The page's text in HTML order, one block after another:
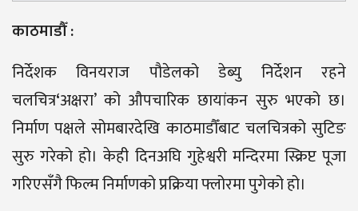
काठमाडौँ :
निर्देशक विनयराज पौडेलको डेब्यु निर्देशन रहने
चलचित्र‘अक्षरा’ को औपचारिक छायांकन सुरु भएको छ।
निर्माण पक्षले सोमबारदेखि काठमाडौँबाट चलचित्रको सुटिङ
सुरु गरेको हो। केही दिनअघि गुहेश्वरी मन्दिरमा स्क्रिप्ट पूजा
गरिएसँगै फिल्म निर्माणको प्रक्रिया फ्लोरमा पुगेको हो।